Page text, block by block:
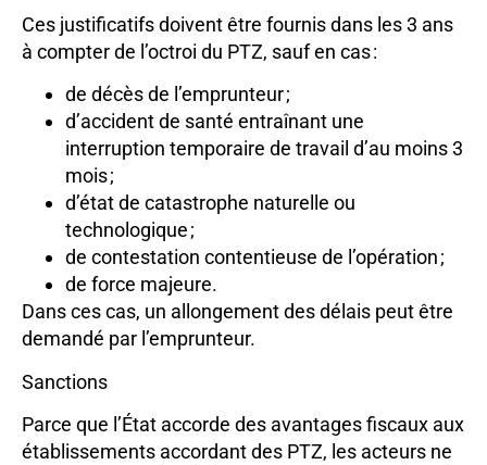
Ces justificatifs doivent être fournis dans les 3 ans
à compter de l’octroi du PTZ, sauf en cas :
de décès de l’emprunteur ;
d’accident de santé entraînant une
interruption temporaire de travail d’au moins 3
mois ;
d’état de catastrophe naturelle ou
technologique ;
de contestation contentieuse de l’opération ;
de force majeure.
Dans ces cas, un allongement des délais peut être
demandé par l’emprunteur.
Sanctions
Parce que l’État accorde des avantages fiscaux aux
établissements accordant des PTZ, les acteurs ne